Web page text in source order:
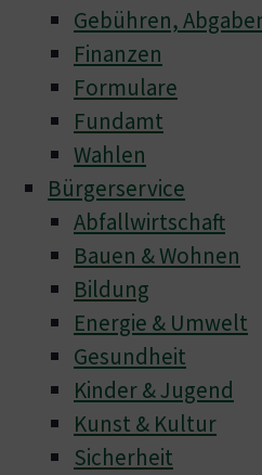
Gebühren,
Finanzen
Formulare
Fundamt
Wahlen
Bürgerservice
Abfallwirtschaft
Bauen & Wohnen
Bildung
Energie & Umwelt
Gesundheit
Kinder & Jugend
Kunst & Kultur
Sicherheit